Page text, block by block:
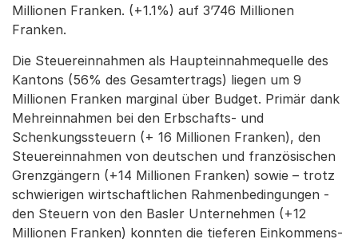
Millionen Franken. (+1.1%) auf 3’746 Millionen
Franken.
Die Steuereinnahmen als Haupteinnahmequelle des
Kantons (56% des Gesamtertrags) liegen um 9
Millionen Franken marginal über Budget. Primär dank
Mehreinnahmen bei den Erbschafts- und
Schenkungssteuern (+ 16 Millionen Franken), den
Steuereinnahmen von deutschen und französischen
Grenzgängern (+14 Millionen Franken) sowie – trotz
schwierigen wirtschaftlichen Rahmenbedingungen -
den Steuern von den Basler Unternehmen (+12
Millionen Franken) konnten die tieferen Einkommens-